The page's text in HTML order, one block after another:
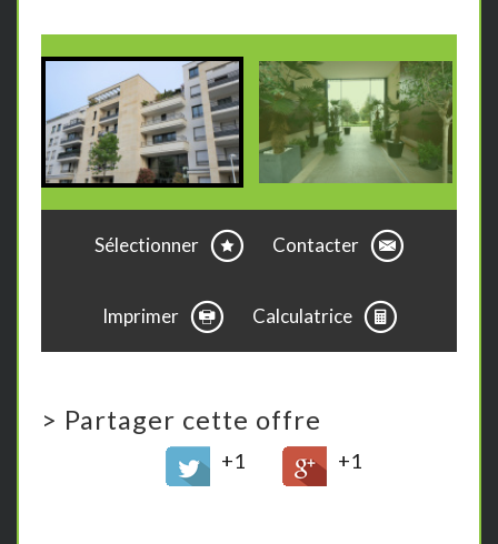
Sélectionner Contacter
Imprimer Calculatrice
> Partager cette offre
+1 +1